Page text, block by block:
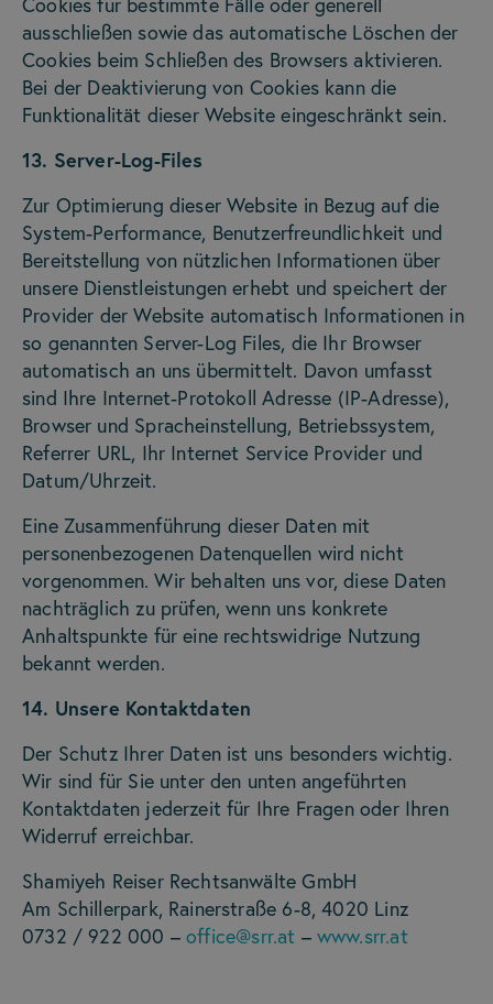
ausschließen sowie das automatische Löschen der
Cookies beim Schließen des Browsers aktivieren.
Bei der Deaktivierung von Cookies kann die
Funktionalität dieser Website eingeschränkt sein.
13. Server-Log-Files
Zur Optimierung dieser Website in Bezug auf die
System-Performance, Benutzerfreundlichkeit und
Bereitstellung von nützlichen Informationen über
unsere Dienstleistungen erhebt und speichert der
Provider der Website automatisch Informationen in
so genannten Server-Log Files, die Ihr Browser
automatisch an uns übermittelt. Davon umfasst
sind Ihre Internet-Protokoll Adresse (IP-Adresse),
Browser und Spracheinstellung, Betriebssystem,
Referrer URL, Ihr Internet Service Provider und
Datum/Uhrzeit.
Eine Zusammenführung dieser Daten mit
personenbezogenen Datenquellen wird nicht
vorgenommen. Wir behalten uns vor, diese Daten
nachträglich zu prüfen, wenn uns konkrete
Anhaltspunkte für eine rechtswidrige Nutzung
bekannt werden.
14. Unsere Kontaktdaten
Der Schutz Ihrer Daten ist uns besonders wichtig.
Wir sind für Sie unter den unten angeführten
Kontaktdaten jederzeit für Ihre Fragen oder Ihren
Widerruf erreichbar.
Shamiyeh Reiser Rechtsanwälte GmbH
Am Schillerpark, Rainerstraße 6-8, 4020 Linz
0732 / 922 000 –office@srr.at – www.srr.at